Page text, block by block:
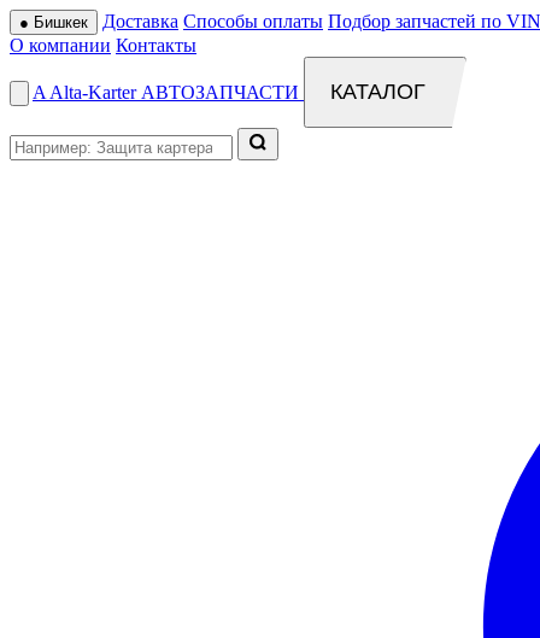
● Бишкек Доставка Способы оплаты Подбор запчастей по
О компании Контакты
A Alta-Karter АВТОЗАПЧАСТИ КАТАЛОГ